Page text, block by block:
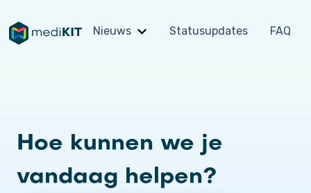
Nieuws
Submenu tonen voor Nieuws
Statusupdates FAQ
Hoe kunnen we je
vandaag helpen?